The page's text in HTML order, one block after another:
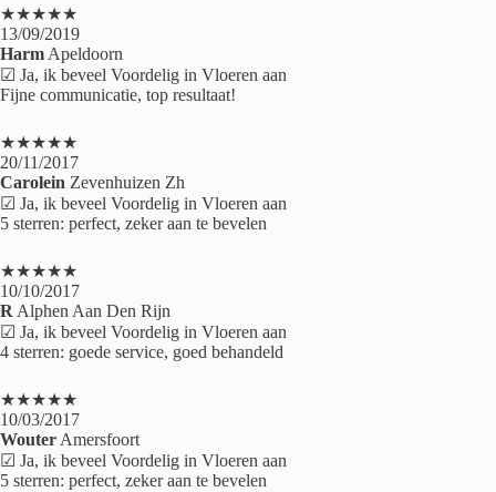
★★★★★
13/09/2019
Harm Apeldoorn
☑ Ja, ik beveel Voordelig in Vloeren aan
Fijne communicatie, top resultaat!
★★★★★
20/11/2017
Carolein Zevenhuizen Zh
☑ Ja, ik beveel Voordelig in Vloeren aan
5 sterren: perfect, zeker aan te bevelen
★★★★★
10/10/2017
R Alphen Aan Den Rijn
☑ Ja, ik beveel Voordelig in Vloeren aan
4 sterren: goede service, goed behandeld
★★★★★
10/03/2017
Wouter Amersfoort
☑ Ja, ik beveel Voordelig in Vloeren aan
5 sterren: perfect, zeker aan te bevelen